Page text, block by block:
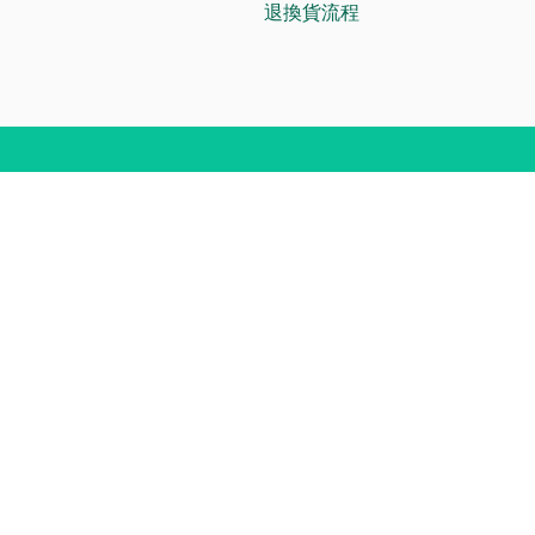
退換貨流程